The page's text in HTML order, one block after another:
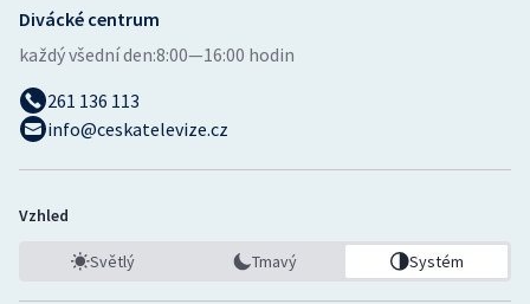
Divácké centrum
každý všední den:8:00—16:00 hodin
261 136 113
info@ceskatelevize.cz
Vzhled
Světlý Tmavý Systém